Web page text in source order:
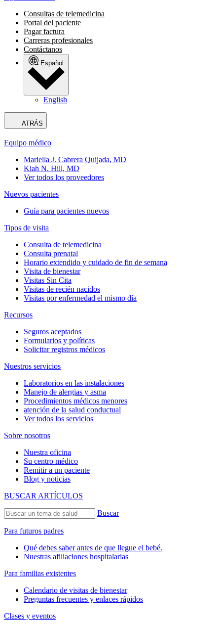
Consultas de telemedicina
Portal del paciente
Pagar factura
Carreras profesionales
Contáctanos
Español
English
ATRÁS
Equipo médico
Mariella J. Cabrera Quijada, MD
Kiah N. Hill, MD
Ver todos los proveedores
Nuevos pacientes
Guía para pacientes nuevos
Tipos de visita
Consulta de telemedicina
Consulta prenatal
Horario extendido y cuidado de fin de semana
Visita de bienestar
Visitas Sin Cita
Visitas de recién nacidos
Visitas por enfermedad el mismo día
Recursos
Seguros aceptados
Formularios y políticas
Solicitar registros médicos
Nuestros servicios
Laboratorios en las instalaciones
Manejo de alergias y asma
Procedimientos médicos menores
atención de la salud conductual
Ver todos los servicios
Sobre nosotros
Nuestra oficina
Su centro médico
Remitir a un paciente
Blog y noticias
BUSCAR ARTÍCULOS
Buscar
Para futuros padres
Qué debes saber antes de que llegue el bebé.
Nuestras afiliaciones hospitalarias
Para familias existentes
Calendario de visitas de bienestar
Preguntas frecuentes y enlaces rápidos
Clases y eventos